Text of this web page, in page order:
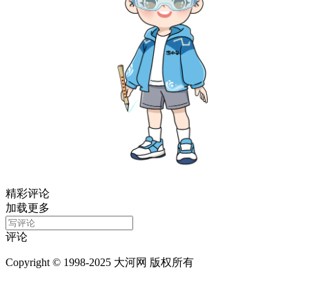
精彩评论
加载更多
评论
Copyright © 1998-2025 大河网 版权所有